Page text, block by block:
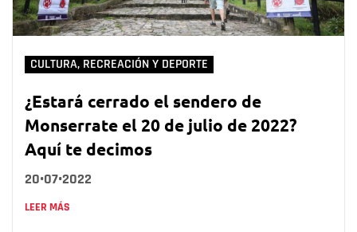
CULTURA, RECREACIÓN Y DEPORTE
¿Estará cerrado el sendero de
Monserrate el 20 de julio de 2022?
Aquí te decimos
20•07•2022
LEER MÁS